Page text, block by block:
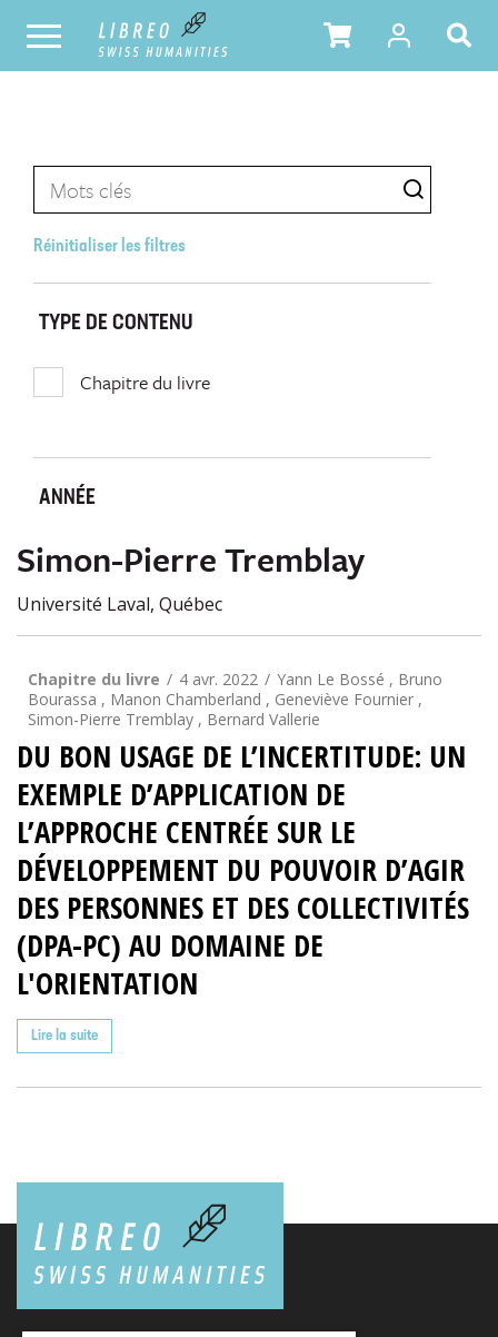
Réinitialiser les filtres
TYPE DE CONTENU
Chapitre du livre
ANNÉE
Simon-Pierre Tremblay
Université Laval, Québec
Chapitre du livre 4 avr. 2022
Yann Le Bossé , Bruno
Bourassa , Manon Chamberland , Geneviève Fournier ,
Simon-Pierre Tremblay , Bernard Vallerie
DU BON USAGE DE L’INCERTITUDE: UN
EXEMPLE D’APPLICATION DE
L’APPROCHE CENTRÉE SUR LE
DÉVELOPPEMENT DU POUVOIR D’AGIR
DES PERSONNES ET DES COLLECTIVITÉS
(DPA-PC) AU DOMAINE DE
L'ORIENTATION
Lire la suite